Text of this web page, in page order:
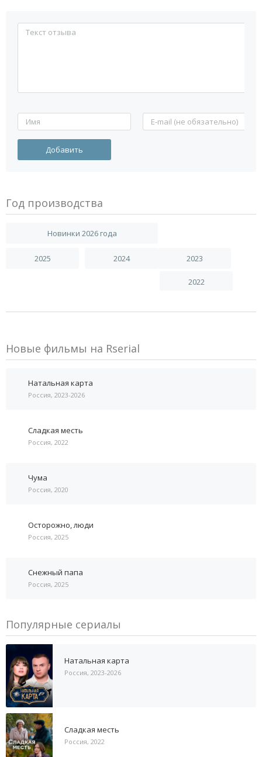
Год производства
Новинки 2026 года
2025 2024 2023
2022
Новые фильмы на Rserial
Натальная карта
Россия, 2023-2026
Сладкая месть
Россия, 2022
Чума
Россия, 2020
Осторожно, люди
Россия, 2025
Снежный папа
Россия, 2025
Популярные сериалы
Натальная карта
Россия, 2023-2026
Сладкая месть
Россия, 2022